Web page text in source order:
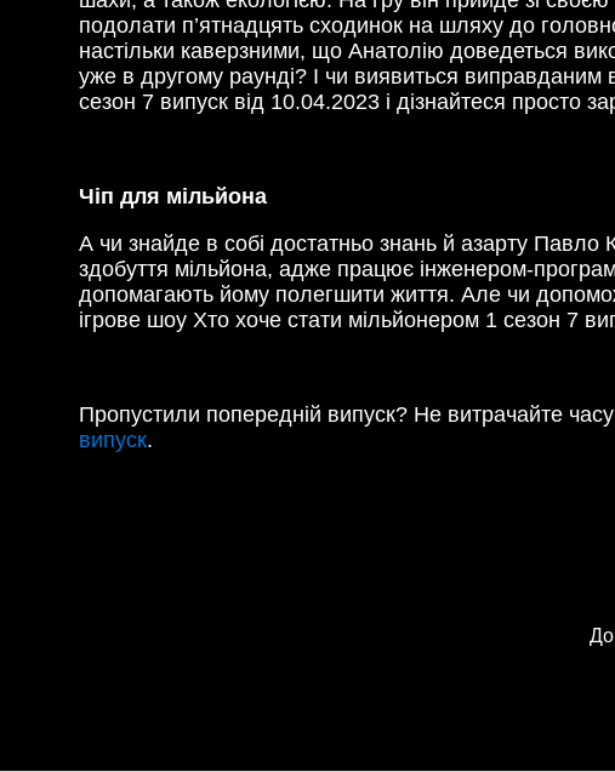
подолати п’ятнадцять сходинок на шляху до
настільки каверзними, що Анатолію доведеться
уже в другому раунді? І чи виявиться виправданим
сезон 7 випуск від 10.04.2023 і дізнайтеся просто
Чіп для мільйона
А чи знайде в собі достатньо знань й азарту
здобуття мільйона, адже працює інженером-
допомагають йому полегшити життя. Але чи
ігрове шоу Хто хоче стати мільйонером 1 сезон 7
Пропустили попередній випуск? Не витрачайте
випуск.